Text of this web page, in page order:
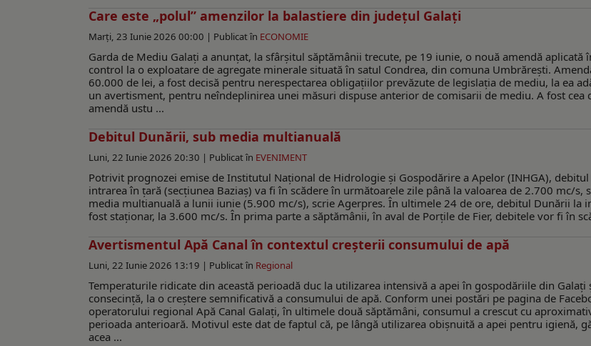
Care este „polul” amenzilor la balastiere din judeţul Galaţi
Marți, 23 Iunie 2026 00:00 | Publicat în ECONOMIE
Garda de Mediu Galați a anunțat, la sfârșitul săptămânii trecute, pe 19 iunie, o nouă amendă aplicată
control la o exploatare de agregate minerale situată în satul Condrea, din comuna Umbrărești.
60.000 de lei, a fost decisă pentru nerespectarea obligațiilor prevăzute de legislația de mediu, la ea
un avertisment, pentru neîndeplinirea unei măsuri dispuse anterior de comisarii de mediu. A fost cea
amendă ustu ...
Debitul Dunării, sub media multianuală
Luni, 22 Iunie 2026 20:30 | Publicat în EVENIMENT
Potrivit prognozei emise de Institutul Național de Hidrologie și Gospodărire a Apelor (INHGA),
intrarea în țară (secțiunea Baziaș) va fi în scădere în următoarele zile până la valoarea de 2.700 mc/s,
media multianuală a lunii iunie (5.900 mc/s), scrie Agerpres. În ultimele 24 de ore, debitul Dunării la
fost staționar, la 3.600 mc/s. În prima parte a săptămânii, în aval de Porțile de Fier, debitele vor fi în
Avertismentul Apă Canal în contextul creșterii consumului de apă
Luni, 22 Iunie 2026 13:19 | Publicat în Regional
Temperaturile ridicate din această perioadă duc la utilizarea intensivă a apei în gospodăriile din Galați
consecință, la o creștere semnificativă a consumului de apă. Conform unei postări pe pagina de
operatorului regional Apă Canal Galați, în ultimele două săptămâni, consumul a crescut cu
perioada anterioară. Motivul este dat de faptul că, pe lângă utilizarea obișnuită a apei pentru igienă,
acea ...